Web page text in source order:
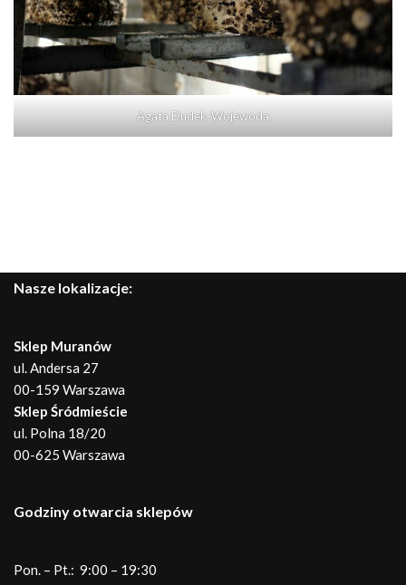
Agata Dudek-Wojewoda
Nasze lokalizacje:
Sklep Muranów
ul. Andersa 27
00-159 Warszawa
Sklep Śródmieście
ul. Polna 18/20
00-625 Warszawa
Godziny otwarcia sklepów
Pon. – Pt.: 9:00 – 19:30